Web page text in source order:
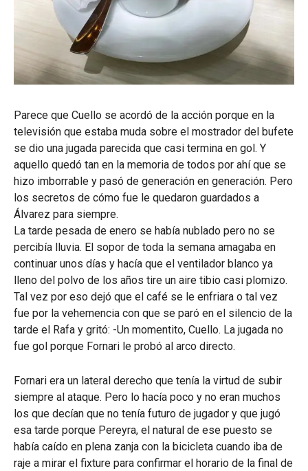
Parece que Cuello se acordó de la acción porque en la
televisión que estaba muda sobre el mostrador del bufete
se dio una jugada parecida que casi termina en gol. Y
aquello quedó tan en la memoria de todos por ahí que se
hizo imborrable y pasó de generación en generación. Pero
los secretos de cómo fue le quedaron guardados a
Álvarez para siempre.
La tarde pesada de enero se había nublado pero no se
percibía lluvia. El sopor de toda la semana amagaba en
continuar unos días y hacía que el ventilador blanco ya
lleno del polvo de los años tire un aire tibio casi plomizo.
Tal vez por eso dejó que el café se le enfriara o tal vez
fue por la vehemencia con que se paró en el silencio de la
tarde el Rafa y gritó: -Un momentito, Cuello. La jugada no
fue gol porque Fornari le probó al arco directo.
Fornari era un lateral derecho que tenía la virtud de subir
siempre al ataque. Pero lo hacía poco y no eran muchos
los que decían que no tenía futuro de jugador y que jugó
esa tarde porque Pereyra, el natural de ese puesto se
había caído en plena zanja con la bicicleta cuando iba de
raje a mirar el fixture para confirmar el horario de la final de